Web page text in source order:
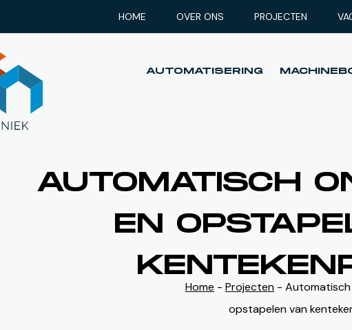
HOME OVER ONS PROJECTEN
AUTOMATISERING
AUTOMATISCH
EN
Home - Projecten -
opstapelen van